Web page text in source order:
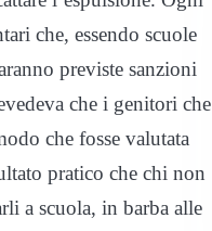
che, essendo scuole
previste sanzioni
che i genitori che
che fosse valutata
pratico che chi non
a scuola, in barba alle